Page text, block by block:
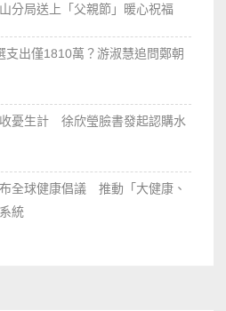
分局送上「父親節」暖心祝福
支出僅1810萬？游淑慧追問鄭朝
憂生計 徐欣瑩臉書發起認購水
全球健康倡議 推動「大健康、
統